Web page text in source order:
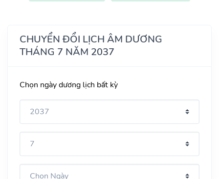
CHUYỂN ĐỔI LỊCH ÂM DƯƠNG
THÁNG 7 NĂM 2037
Chọn ngày dương lịch bất kỳ